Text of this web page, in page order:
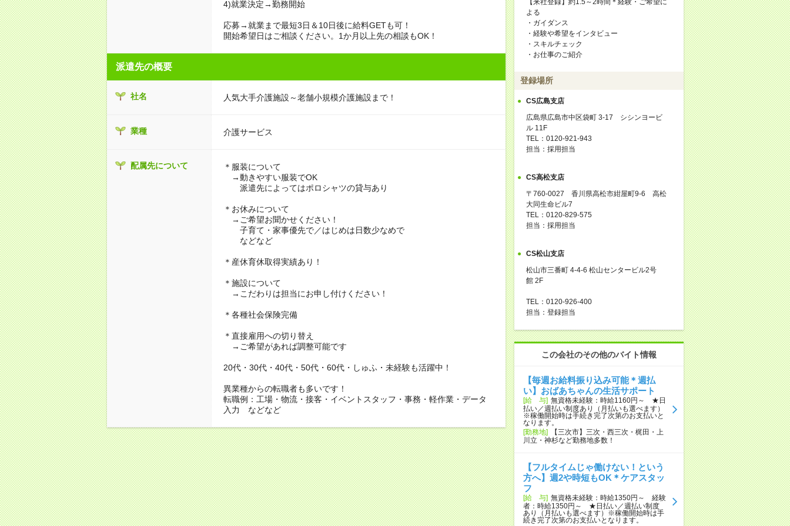
4)就業決定→勤務開始
応募→就業まで最短3日＆10日後に給料GETも可！
開始希望日はご相談ください。1か月以上先の相談もOK！
派遣先の概要
社名 人気大手介護施設～老舗小規模介護施設まで！
業種 介護サービス
配属先について
＊服装について
→動きやすい服装でOK
派遣先によってはポロシャツの貸与あり
＊お休みについて
→ご希望お聞かせください！
子育て・家事優先で／はじめは日数少なめで
などなど
＊産休育休取得実績あり！
＊施設について
→こだわりは担当にお申し付けください！
＊各種社会保険完備
＊直接雇用への切り替え
→ご希望があれば調整可能です
20代・30代・40代・50代・60代・しゅふ・未経験も活躍中！
異業種からの転職者も多いです！
転職例：工場・物流・接客・イベントスタッフ・事務・軽作業・データ
入力 などなど
よる
・ガイダンス
・経験や希望をインタビュー
・スキルチェック
・お仕事のご紹介
登録場所
CS広島支店
広島県広島市中区袋町 3-17 シシンヨービ
ル 11F
TEL：0120-921-943
担当：採用担当
CS高松支店
〒760-0027 香川県高松市紺屋町9-6 高松
大同生命ビル7
TEL：0120-829-575
担当：採用担当
CS松山支店
松山市三番町 4-4-6 松山センタービル2号
館 2F
TEL：0120-926-400
担当：登録担当
この会社のその他のバイト情報
【毎週お給料振り込み可能＊週払
い】おばあちゃんの生活サポート
[給 与] 無資格未経験：時給1160円～ ★日
払い／週払い制度あり（月払いも選べます）
※稼働開始時は手続き完了次第のお支払いと
なります。
[勤務地]
【三次市】三次・西三次・梶田・上
川立・神杉など勤務地多数！
【フルタイムじゃ働けない！という
方へ】週2や時短もOK＊ケアスタッ
フ
[給 与] 無資格未経験：時給1350円～ 経験
者：時給1350円～ ★日払い／週払い制度
あり（月払いも選べます）※稼働開始時は手
続き完了次第のお支払いとなります。